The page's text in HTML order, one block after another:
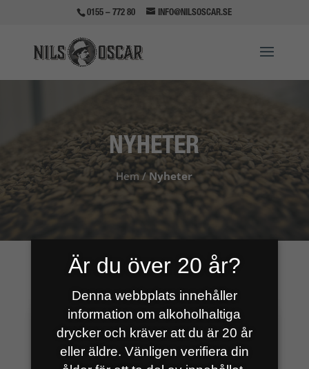
0155 – 772 80 INFO@NILSOSCAR.SE
NYHETER
Hem/Nyheter
Är du över 20 år?
Denna webbplats innehåller
information om alkoholhaltiga
drycker och kräver att du är 20 år
eller äldre. Vänligen verifiera din